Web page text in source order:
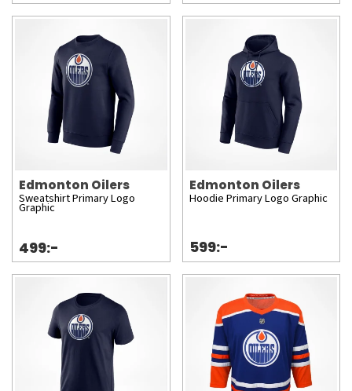
Edmonton Oilers
Sweatshirt Primary Logo
Graphic
499:-
Edmonton Oilers
Hoodie Primary Logo Graphic
599:-